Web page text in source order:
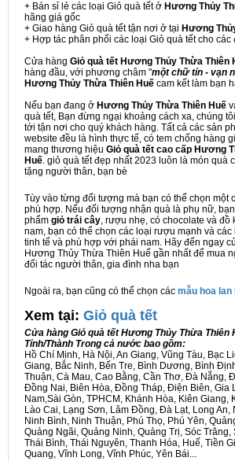
+ Bán sỉ lẻ các loại Giỏ quà tết ở Hương Thủy
hãng giá gốc
+ Giao hàng Giỏ quà tết tận nơi ở tại Hương
+ Hợp tác phân phối các loại Giỏ quà tết cho các
Cửa hàng Giỏ quà tết Hương Thủy Thừa Thiên
hàng đầu, với phương châm "một chữ tín - vạn
Hương Thủy Thừa Thiên Huế cam kết làm bạn
Nếu bạn đang ở Hương Thủy Thừa Thiên Huế
quà tết, Bạn đừng ngại khoảng cách xa, chúng
tới tận nơi cho quý khách hàng. Tất cả các sản
website đều là hình thực tế, có tem chống hàng
mang thương hiệu Giỏ quà tết cao cấp Hương
Huế. giỏ quà tết đẹp nhất 2023 luôn là món quà
tặng người thân, bạn bè
Tùy vào từng đối tượng mà bạn có thể chọn một
phù hợp. Nếu đối tượng nhận quà là phụ nữ,
phẩm giỏ trái cây, rượu nhẹ, có chocolate và
nam, bạn có thể chọn các loại rượu mạnh và các
tinh tế và phù hợp với phái nam. Hãy đến ngay
Hương Thủy Thừa Thiên Huế gần nhất để mua
đối tác người thân, gia đình nha bạn
Ngoài ra, bạn cũng có thể chọn các mẫu hoa lan
Xem tại: Giỏ quà tết
Cửa hàng Giỏ quà tết Hương Thủy Thừa Thiên
Tỉnh/Thành Trong cả nước bao gồm:
Hồ Chí Minh, Hà Nội, An Giang, Vũng Tàu, Bạc
Giang, Bắc Ninh, Bến Tre, Bình Dương, Bình
Thuận, Cà Mau, Cao Bằng, Cần Thơ, Đà Nẵng,
Đồng Nai, Biên Hòa, Đồng Tháp, Điện Biên, Gia
Nam,Sài Gòn, TPHCM, Khánh Hòa, Kiên Giang,
Lào Cai, Lạng Sơn, Lâm Đồng, Đà Lạt, Long An,
Ninh Bình, Ninh Thuận, Phú Thọ, Phú Yên,
Quảng Ngãi, Quảng Ninh, Quảng Trị, Sóc Trăng,
Thái Bình, Thái Nguyên, Thanh Hóa, Huế, Tiền
Quang, Vĩnh Long, Vĩnh Phúc, Yên Bái...